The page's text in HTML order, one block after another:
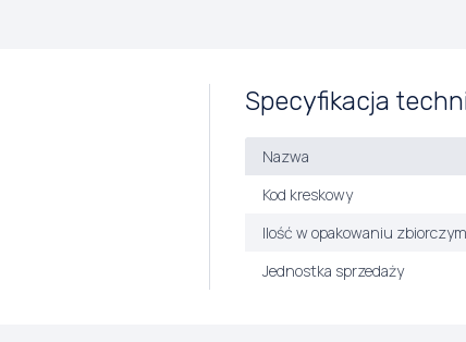
Specyfikacja
Nazwa
Kod kreskowy
Ilość w opakowaniu zbiorczym
Jednostka sprzedaży